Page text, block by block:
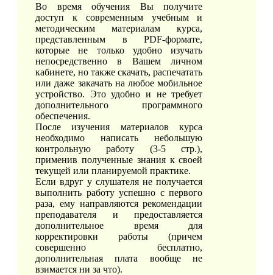
Во время обучения Вы получите
доступ к современным учебным и
методическим материалам курса,
представленным в PDF-формате,
которые не только удобно изучать
непосредственно в Вашем личном
кабинете, но также скачать, распечатать
или даже закачать на любое мобильное
устройство. Это удобно и не требует
дополнительного программного
обеспечения.
После изучения материалов курса
необходимо написать небольшую
контрольную работу (3-5 стр.),
применив полученные знания к своей
текущей или планируемой практике.
Если вдруг у слушателя не получается
выполнить работу успешно с первого
раза, ему направляются рекомендации
преподавателя и предоставляется
дополнительное время для
корректировки работы (причем
совершенно бесплатно,
дополнительная плата вообще не
взимается ни за что).